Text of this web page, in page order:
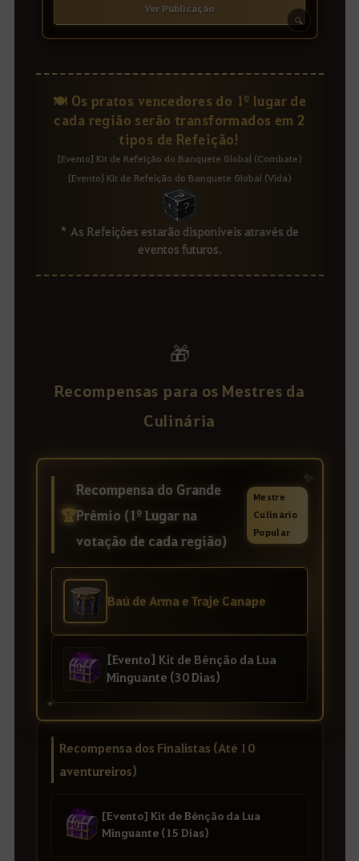
🔍
Ver Publicação
🍽️ Os pratos vencedores do 1º lugar de
cada região serão transformados em 2
tipos de Refeição!
[Evento] Kit de Refeição do Banquete Global (Combate)
[Evento] Kit de Refeição do Banquete Global (Vida)
* As Refeições estarão disponíveis através de
eventos futuros.
🎁
Recompensas para os Mestres da
Culinária
✨
✦
🏆
Recompensa do Grande
Prêmio (1º Lugar na
votação de cada região)
Mestre
Culinário
Popular
Baú de Arma e Traje Canape
[Evento] Kit de Bênção da Lua
Minguante (30 Dias)
Recompensa dos Finalistas (Até 10
aventureiros)
[Evento] Kit de Bênção da Lua
Minguante (15 Dias)